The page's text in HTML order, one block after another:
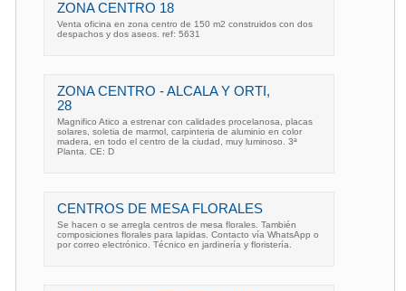
ZONA CENTRO 18
Venta oficina en zona centro de 150 m2 construidos con dos
despachos y dos aseos. ref: 5631
ZONA CENTRO - ALCALA Y ORTI,
28
Magnifico Atico a estrenar con calidades procelanosa, placas
solares, soletia de marmol, carpinteria de aluminio en color
madera, en todo el centro de la ciudad, muy luminoso. 3ª
Planta. CE: D
CENTROS DE MESA FLORALES
Se hacen o se arregla centros de mesa florales. También
composiciones florales para lapidas. Contacto vía WhatsApp o
por correo electrónico. Técnico en jardinería y floristería.